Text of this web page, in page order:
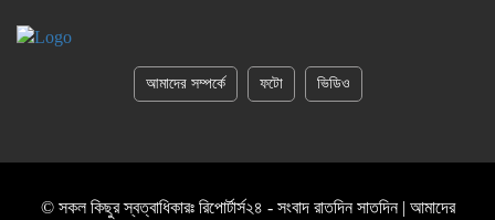
আমাদের সম্পর্কে ফটো ভিডিও
© সকল কিছুর স্বত্বাধিকারঃ রিপোর্টার্স২৪ - সংবাদ রাতদিন সাতদিন | আমাদের